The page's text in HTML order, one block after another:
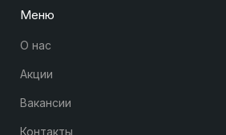
Меню
О нас
Акции
Вакансии
Контакты